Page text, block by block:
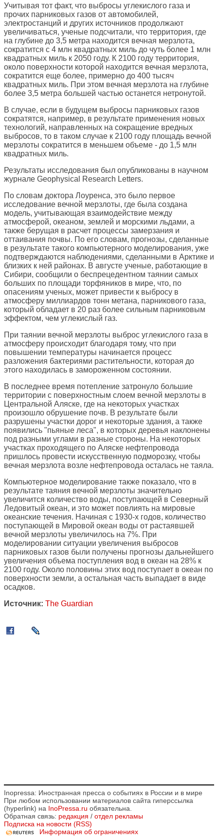
Учитывая тот факт, что выбросы углекислого газа и
прочих парниковых газов от автомобилей,
электростанций и других источников продолжают
увеличиваться, ученые подсчитали, что территория, где
на глубине до 3,5 метра находится вечная мерзлота,
сократится с 4 млн квадратных миль до чуть более 1 млн
квадратных миль к 2050 году. К 2100 году территория,
около поверхности которой находится вечная мерзлота,
сократится еще более, примерно до 400 тысяч
квадратных миль. При этом вечная мерзлота на глубине
более 3,5 метра большей частью останется нетронутой.
В случае, если в будущем выбросы парниковых газов
сократятся, например, в результате применения новых
технологий, направленных на сокращение вредных
выбросов, то в таком случае к 2100 году площадь вечной
мерзлоты сократится в меньшем объеме - до 1,5 млн
квадратных миль.
Результаты исследования был опубликованы в научном
журнале Geophysical Research Letters.
По словам доктора Лоуренса, это было первое
исследование вечной мерзлоты, где была создана
модель, учитывающая взаимодействие между
атмосферой, океаном, землей и морскими льдами, а
также берущая в расчет процессы замерзания и
оттаивания почвы. По его словам, прогнозы, сделанные
в результате такого компьютерного моделирования, уже
подтверждаются наблюдениями, сделанными в Арктике и
близких к ней районах. В августе ученые, работающие в
Сибири, сообщили о беспрецедентном таянии самых
больших по площади торфяников в мире, что, по
опасениям ученых, может привести к выбросу в
атмосферу миллиардов тонн метана, парникового газа,
который обладает в 20 раз более сильным парниковым
эффектом, чем углекислый газ.
При таянии вечной мерзлоты выброс углекислого газа в
атмосферу происходит благодаря тому, что при
повышении температуры начинается процесс
разложения бактериями растительности, которая до
этого находилась в замороженном состоянии.
В последнее время потепление затронуло большие
территории с поверхностным слоем вечной мерзлоты в
Центральной Аляске, где на некоторых участках
произошло обрушение почв. В результате были
разрушены участки дорог и некоторые здания, а также
появились "пьяные леса", в которых деревья наклонены
под разными углами в разные стороны. На некоторых
участках проходящего по Аляске нефтепровода
пришлось провести искусственную подморозку, чтобы
вечная мерзлота возле нефтепровода осталась не таяла.
Компьютерное моделирование также показало, что в
результате таяния вечной мерзлоты значительно
увеличится количество воды, поступающей в Северный
Ледовитый океан, и это может повлиять на мировые
океанские течения. Начиная с 1930-х годов, количество
поступающей в Мировой океан воды от растаявшей
вечной мерзлоты увеличилось на 7%. При
моделировании ситуации увеличения выбросов
парниковых газов были получены прогнозы дальнейшего
увеличения объема поступления вод в океан на 28% к
2100 году. Около половины этих вод поступает в океан по
поверхности земли, а остальная часть выпадает в виде
осадков.
Источник: The Guardian
Inopressa: Иностранная пресса о событиях в России и в мире
При любом использовании материалов сайта гиперссылка
(hyperlink) на InoPressa.ru обязательна.
Обратная связь: редакция / отдел рекламы
Подписка на новости (RSS)
Информация об ограничениях